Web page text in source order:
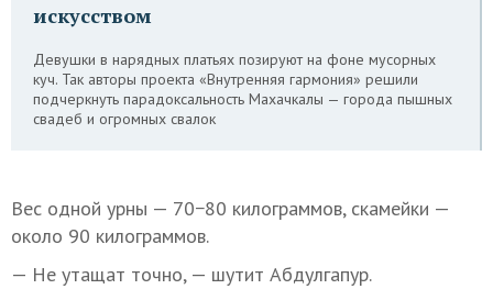
искусством
Девушки в нарядных платьях позируют на фоне мусорных
куч. Так авторы проекта «Внутренняя гармония» решили
подчеркнуть парадоксальность Махачкалы — города пышных
свадеб и огромных свалок
Вес одной урны — 70−80 килограммов, скамейки —
около 90 килограммов.
— Не утащат точно, — шутит Абдулгапур.